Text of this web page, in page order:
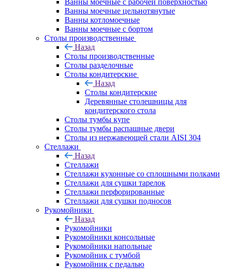
Ванны моечные с рабочей поверхностью
Ванны моечные цельнотянутые
Ванны котломоечные
Ванны моечные с бортом
Столы производственные
Назад
Столы производственные
Столы разделочные
Столы кондитерские
Назад
Столы кондитерские
Деревянные столешницы для
кондитерского стола
Столы тумбы купе
Столы тумбы распашные двери
Столы из нержавеющей стали AISI 304
Стеллажи
Назад
Стеллажи
Стеллажи кухонные со сплошными полками
Стеллажи для сушки тарелок
Стеллажи перфорированные
Стеллажи для сушки подносов
Рукомойники
Назад
Рукомойники
Рукомойники консольные
Рукомойники напольные
Рукомойник с тумбой
Рукомойник с педалью